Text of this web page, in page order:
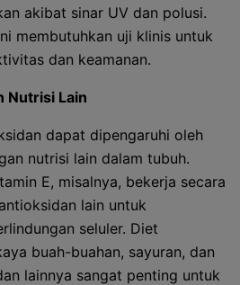
akibat sinar UV dan polusi.
membutuhkan uji klinis untuk
dan keamanan.
Nutrisi Lain
dapat dipengaruhi oleh
nutrisi lain dalam tubuh.
E, misalnya, bekerja secara
lain untuk
seluler. Diet
buah-buahan, sayuran, dan
lainnya sangat penting untuk